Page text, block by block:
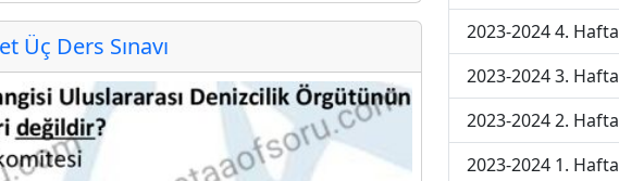
Üç Ders Sınavı
2023-2024 4. Hafta
2023-2024 3. Hafta
2023-2024 2. Hafta
2023-2024 1. Hafta